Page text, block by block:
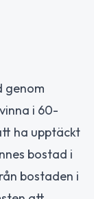
genom
i 60-
ha upptäckt
bostad i
bostaden i